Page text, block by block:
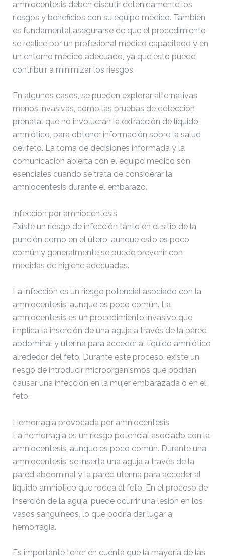
wp-links-opml.php
2.43
2026-
04-20
09:22:10
wp-load.php
wp-login.php
50.66
KB
08-06
20:11:18
wp-mail.php
8.52
KB
wp-settings.php
08:40:32
wp-signup.php
33.94
wp-trackback.php
5.09
KB
xmlrpc.php
KB
05-06
20:04:23
Change dir:
amniocentesis deben discutir detenidamente los
riesgos y beneficios con su equipo médico. También
es fundamental asegurarse de que el procedimiento
se realice por un profesional médico capacitado y en
un entorno médico adecuado, ya que esto puede
contribuir a minimizar los riesgos.
En algunos casos, se pueden explorar alternativas
menos invasivas, como las pruebas de detección
prenatal que no involucran la extracción de líquido
amniótico, para obtener información sobre la salud
del feto. La toma de decisiones informada y la
comunicación abierta con el equipo médico son
esenciales cuando se trata de considerar la
amniocentesis durante el embarazo.
Infección por amniocentesis
Existe un riesgo de infección tanto en el sitio de la
punción como en el útero, aunque esto es poco
común y generalmente se puede prevenir con
medidas de higiene adecuadas.
La infección es un riesgo potencial asociado con la
amniocentesis, aunque es poco común. La
amniocentesis es un procedimiento invasivo que
implica la inserción de una aguja a través de la pared
abdominal y uterina para acceder al líquido amniótico
alrededor del feto. Durante este proceso, existe un
riesgo de introducir microorganismos que podrían
causar una infección en la mujer embarazada o en el
feto.
Hemorragia provocada por amniocentesis
La hemorragia es un riesgo potencial asociado con la
amniocentesis, aunque es poco común. Durante una
amniocentesis, se inserta una aguja a través de la
pared abdominal y la pared uterina para acceder al
líquido amniótico que rodea al feto. En el proceso de
inserción de la aguja, puede ocurrir una lesión en los
vasos sanguíneos, lo que podría dar lugar a
hemorragia.
Es importante tener en cuenta que la mayoría de las